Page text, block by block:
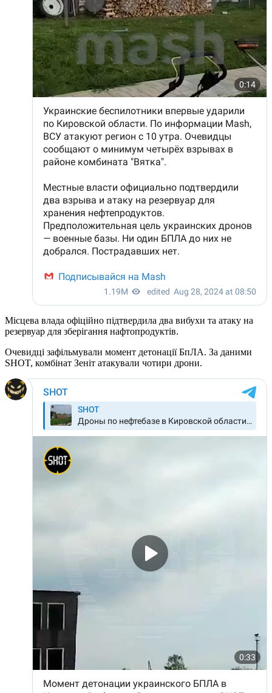
Місцева влада офіційно підтвердила два вибухи та атаку на
резервуар для зберігання нафтопродуктів.
Очевидці зафільмували момент детонації БпЛА. За даними
SHOT, комбінат Зеніт атакували чотири дрони.